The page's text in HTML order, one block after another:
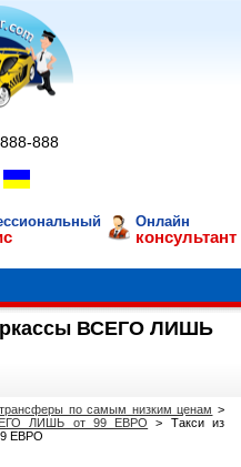
888
Онлайн
консультант
ВСЕГО ЛИШЬ
по самым низким ценам >
ЛИШЬ от 99 ЕВРО
> Такси из
ЕВРО